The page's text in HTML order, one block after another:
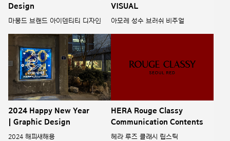
Design
마몽드 브랜드 아이덴티티 디자인
VISUAL
아모레 성수 브러쉬 비주얼
2024 Happy New Year
| Graphic Design
2024 해피새해용
HERA Rouge Classy
Communication Contents
헤라 루즈 클래시 립스틱